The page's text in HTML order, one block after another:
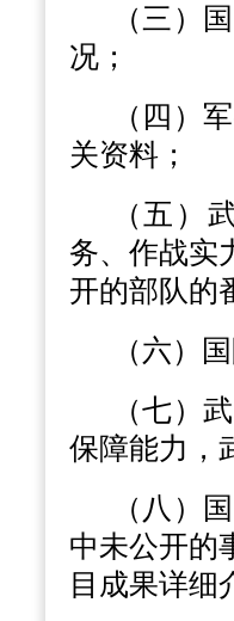
（三）
况；
（四）
关资料；
（五）
务、作战实
开的部队的
（六）
（七）
保障能力，
（八）
中未公开的
目成果详细